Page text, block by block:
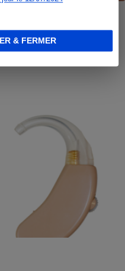
& FERMER
- Classe l et